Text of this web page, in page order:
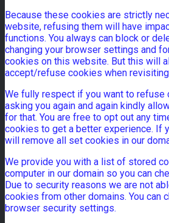
Because these cookies are strictly
website, refusing them will have
functions. You always can block or
changing your browser settings and
cookies on this website. But this will
accept/refuse cookies when
We fully respect if you want to refuse
asking you again and again kindly
for that. You are free to opt out any
cookies to get a better experience. If
will remove all set cookies in our
We provide you with a list of stored
computer in our domain so you can
Due to security reasons we are not
cookies from other domains. You can
browser security settings.